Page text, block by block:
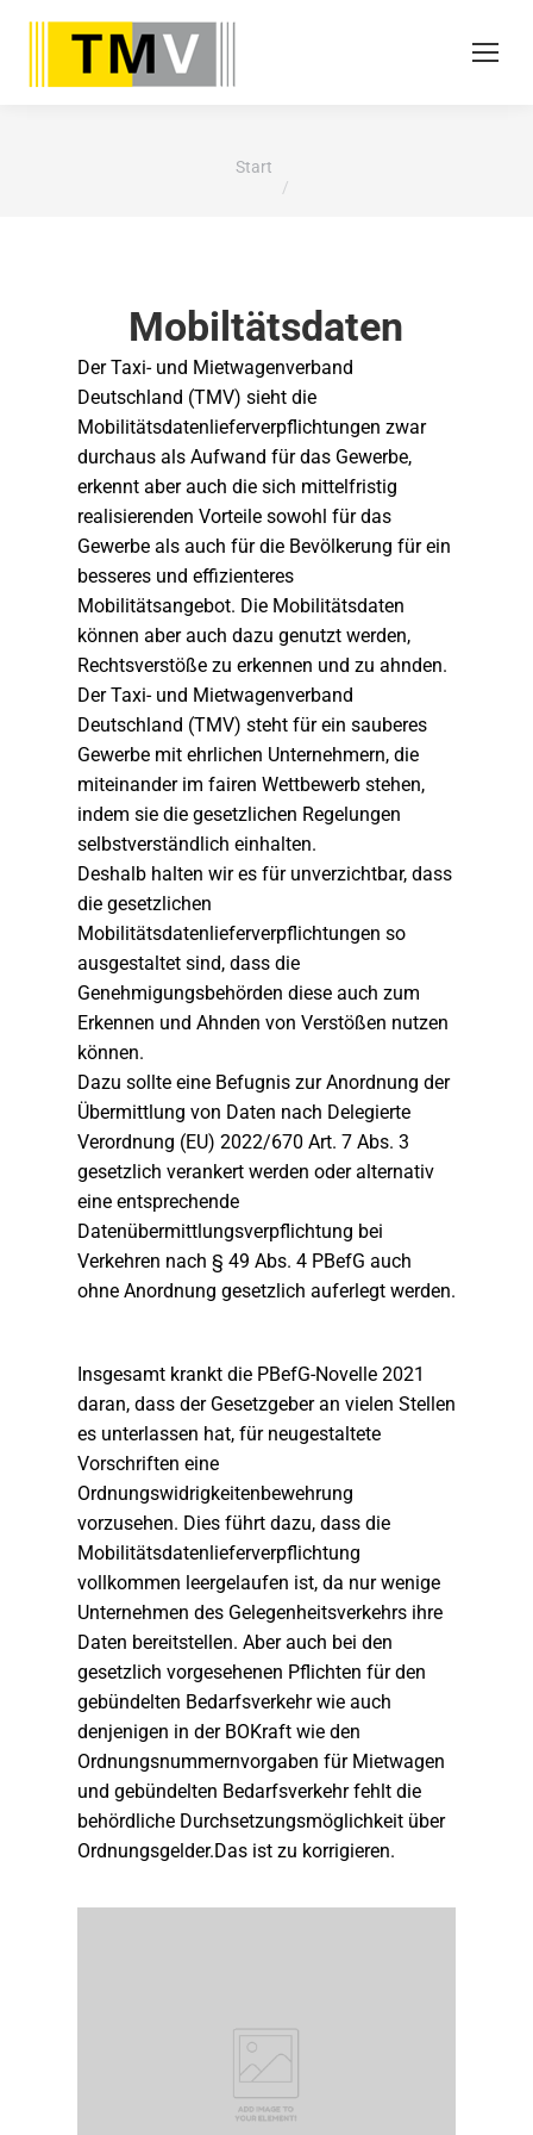
Sie befinden sich hier:
Start
Mobiltätsdaten
Der Taxi- und Mietwagenverband
Deutschland (TMV) sieht die
Mobilitätsdatenlieferverpflichtungen zwar
durchaus als Aufwand für das Gewerbe,
erkennt aber auch die sich mittelfristig
realisierenden Vorteile sowohl für das
Gewerbe als auch für die Bevölkerung für ein
besseres und effizienteres
Mobilitätsangebot. Die Mobilitätsdaten
können aber auch dazu genutzt werden,
Rechtsverstöße zu erkennen und zu ahnden.
Der Taxi- und Mietwagenverband
Deutschland (TMV) steht für ein sauberes
Gewerbe mit ehrlichen Unternehmern, die
miteinander im fairen Wettbewerb stehen,
indem sie die gesetzlichen Regelungen
selbstverständlich einhalten.
Deshalb halten wir es für unverzichtbar, dass
die gesetzlichen
Mobilitätsdatenlieferverpflichtungen so
ausgestaltet sind, dass die
Genehmigungsbehörden diese auch zum
Erkennen und Ahnden von Verstößen nutzen
können.
Dazu sollte eine Befugnis zur Anordnung der
Übermittlung von Daten nach Delegierte
Verordnung (EU) 2022/670 Art. 7 Abs. 3
gesetzlich verankert werden oder alternativ
eine entsprechende
Datenübermittlungsverpflichtung bei
Verkehren nach § 49 Abs. 4 PBefG auch
ohne Anordnung gesetzlich auferlegt werden.
Insgesamt krankt die PBefG-Novelle 2021
daran, dass der Gesetzgeber an vielen Stellen
es unterlassen hat, für neugestaltete
Vorschriften eine
Ordnungswidrigkeitenbewehrung
vorzusehen. Dies führt dazu, dass die
Mobilitätsdatenlieferverpflichtung
vollkommen leergelaufen ist, da nur wenige
Unternehmen des Gelegenheitsverkehrs ihre
Daten bereitstellen. Aber auch bei den
gesetzlich vorgesehenen Pflichten für den
gebündelten Bedarfsverkehr wie auch
denjenigen in der BOKraft wie den
Ordnungsnummernvorgaben für Mietwagen
und gebündelten Bedarfsverkehr fehlt die
behördliche Durchsetzungsmöglichkeit über
Ordnungsgelder.Das ist zu korrigieren.